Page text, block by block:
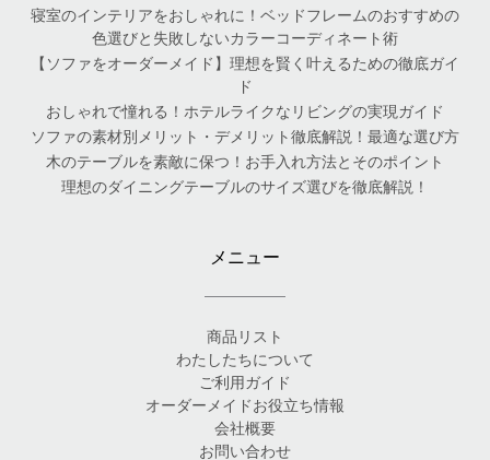
寝室のインテリアをおしゃれに！ベッドフレームのおすすめの
色選びと失敗しないカラーコーディネート術
【ソファをオーダーメイド】理想を賢く叶えるための徹底ガイ
ド
おしゃれで憧れる！ホテルライクなリビングの実現ガイド
ソファの素材別メリット・デメリット徹底解説！最適な選び方
木のテーブルを素敵に保つ！お手入れ方法とそのポイント
理想のダイニングテーブルのサイズ選びを徹底解説！
メニュー
商品リスト
わたしたちについて
ご利用ガイド
オーダーメイドお役立ち情報
会社概要
お問い合わせ